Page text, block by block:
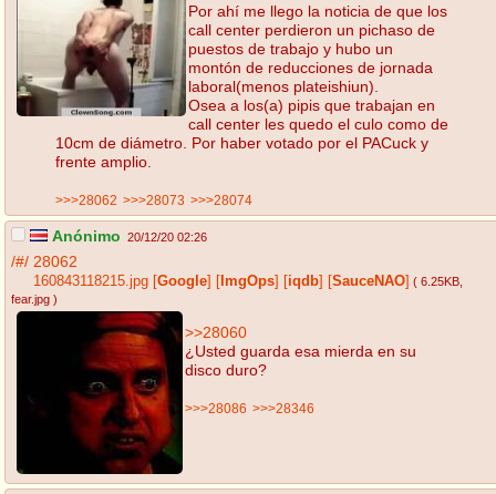
Por ahí me llego la noticia de que los
call center perdieron un pichaso de
puestos de trabajo y hubo un
montón de reducciones de jornada
laboral(menos plateishiun).
Osea a los(a) pipis que trabajan en
call center les quedo el culo como de
10cm de diámetro. Por haber votado por el PACuck y
frente amplio.
>>>28062 >>>28073 >>>28074
Anónimo 20/12/20 02:26
/#/ 28062
160843118215.jpg Google ImgOps iqdb SauceNAO ( 6.25KB
fear.jpg )
>>28060
¿Usted guarda esa mierda en su
disco duro?
>>>28086 >>>28346